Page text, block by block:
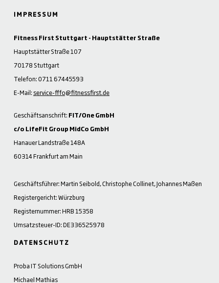
IMPRESSUM
Fitness First Stuttgart - Hauptstätter Straße
Hauptstätter Straße 107
70178 Stuttgart
Telefon: 0711 67445593
E-Mail: service-fffo@fitnessfirst.de
Geschäftsanschrift: FIT/One GmbH
c/o LifeFit Group MidCo GmbH
Hanauer Landstraße 148A
60314 Frankfurt am Main
Geschäftsführer: Martin Seibold, Christophe Collinet, Johannes Maßen
Registergericht: Würzburg
Registernummer: HRB 15358
Umsatzsteuer-ID: DE336525978
DATENSCHUTZ
Proba IT Solutions GmbH
Michael Mathias